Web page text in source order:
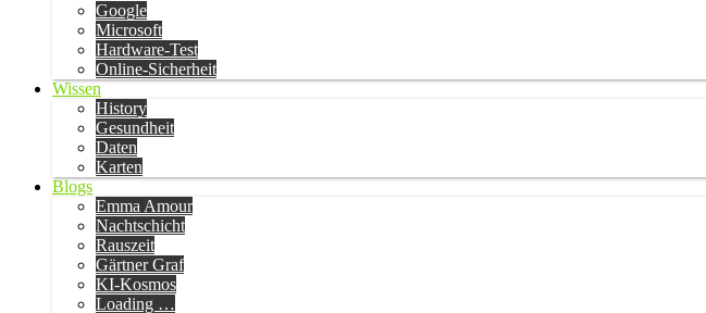
Google
Microsoft
Hardware-Test
Online-Sicherheit
Wissen
History
Gesundheit
Daten
Karten
Blogs
Emma Amour
Nachtschicht
Rauszeit
Gärtner Graf
KI-Kosmos
Loading …